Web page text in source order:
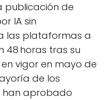
publicación de
IA sin
las plataformas a
48 horas tras su
vigor en mayo de
de los
han aprobado